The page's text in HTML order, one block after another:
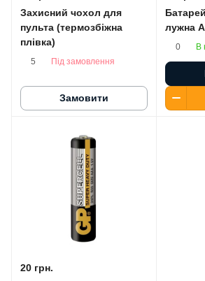
Захисний чохол для
пульта (термозбіжна
плівка)
5 Під замовлення
Замовити
лужна
0 В
20 грн.